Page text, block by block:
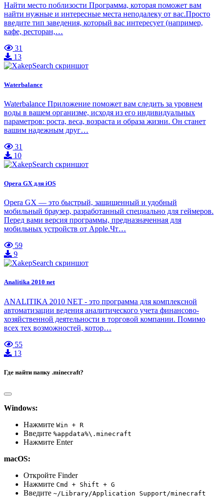
Найти место поблизости Программа, которая поможет вам
найти нужные и интересные места неподалеку от вас.Просто
введите тип заведения, который вас интересует (например,
кафе, ресторан,…
31
13
Waterbalance
Waterbalance Приложение поможет вам следить за уровнем
воды в вашем организме, исходя из его индивидуальных
параметров: роста, веса, возраста и образа жизни. Он станет
вашим надежным друг…
31
10
Opera GX для iOS
Opera GX — это быстрый, защищенный и удобный
мобильный браузер, разработанный специально для геймеров.
Перед вами версия программы, предназначенная для
мобильных устройств от Apple.Чт…
59
9
Analitika 2010 net
ANALITIKA 2010 NET - это программа для комплексной
автоматизации ведения аналитического учета финансово-
хозяйственной деятельности в торговой компании. Помимо
всех тех возможностей, котор…
55
13
Где найти папку .minecraft?
Windows:
Нажмите Win + R
Введите %appdata%\.minecraft
Нажмите Enter
macOS:
Откройте Finder
Нажмите Cmd + Shift + G
Введите ~/Library/Application Support/minecraft